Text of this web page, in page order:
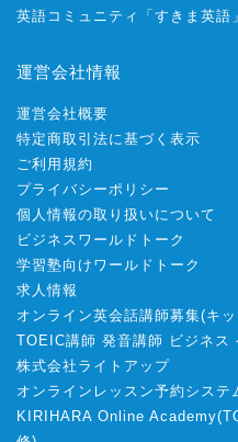
英語コミュニティ「すきま英語」
運営会社情報
運営会社概要
特定商取引法に基づく表示
ご利用規約
プライバシーポリシー
個人情報の取り扱いについて
ビジネスワールドトーク
学習塾向けワールドトーク
求人情報
オンライン英会話講師募集(キ
TOEIC講師 発音講師 ビジネス
株式会社ライトアップ
オンラインレッスン予約システ
KIRIHARA Online Academy(